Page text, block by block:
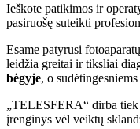
Ieškote patikimos ir
pasiruošę suteikti
Esame patyrusi
leidžia greitai ir tiksliai
bėgyje, o
„TELESFERA“ dirba tiek
įrenginys vėl veiktų